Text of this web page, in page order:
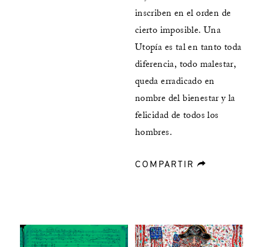
inscriben en el orden de
cierto imposible. Una
Utopía es tal en tanto toda
diferencia, todo malestar,
queda erradicado en
nombre del bienestar y la
felicidad de todos los
hombres.
COMPARTIR forward